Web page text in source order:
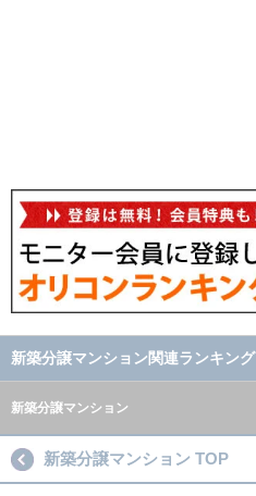
新築分譲マンション関連ランキング
新築分譲マンション
新築分譲マンション TOP